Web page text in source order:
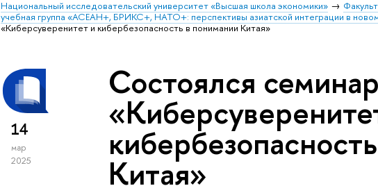
Национальный исследовательский университет «Высшая школа экономики»
учебная группа «АСЕАН+, БРИКС+, НАТО+: перспективы азиатской интеграции в
«Киберсуверенитет и кибербезопасность в понимании Китая»
14
мар
2025
Состоялся семинар
Китая»